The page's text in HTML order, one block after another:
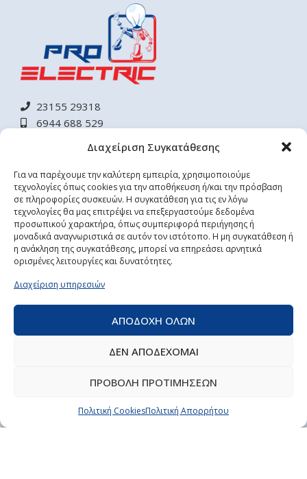
Διαχείριση Συγκατάθεσης
Για να παρέχουμε την καλύτερη εμπειρία, χρησιμοποιούμε
τεχνολογίες όπως cookies για την αποθήκευση ή/και την πρόσβαση
σε πληροφορίες συσκευών. Η συγκατάθεση για τις εν λόγω
τεχνολογίες θα μας επιτρέψει να επεξεργαστούμε δεδομένα
προσωπικού χαρακτήρα, όπως συμπεριφορά περιήγησης ή
μοναδικά αναγνωριστικά σε αυτόν τον ιστότοπο. Η μη συγκατάθεση ή
η ανάκληση της συγκατάθεσης, μπορεί να επηρεάσει αρνητικά
ορισμένες λειτουργίες και δυνατότητες.
Διαχείριση υπηρεσιών
ΑΠΟΔΟΧΗ ΟΛΩΝ
ΔΕΝ ΑΠΟΔΕΧΟΜΑΙ
ΠΡΟΒΟΛΗ ΠΡΟΤΙΜΗΣΕΩΝ
Πολιτική CookiesΠολιτική Απορρήτου
23155 29318
6944 688 529
proelectricsystem@gmail.com
info@proelectric.gr
ΠΡΟΪΟΝΤΑ
Κλιματισμός
Θέρμανση
Ηλιακή ενέργεια
Συστήματα ασφαλείας
Ηλεκτρομηχανολογικές υπηρεσίες